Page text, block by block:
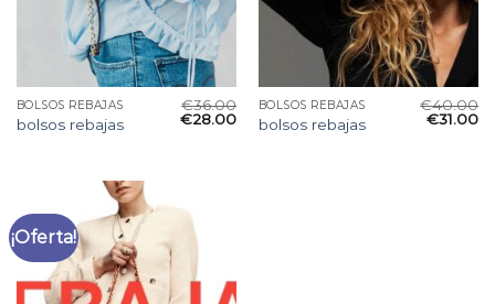
BOLSOS REBAJAS
bolsos rebajas
€36.00
€28.00
BOLSOS REBAJAS
bolsos rebajas
€40.00
€31.00
¡Oferta!